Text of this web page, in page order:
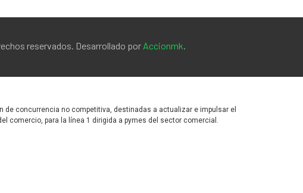
reservados. Desarrollado por Accionmk
de concurrencia no competitiva, destinadas a actualizar e impulsar el
comercio, para la línea 1 dirigida a pymes del sector comercial.